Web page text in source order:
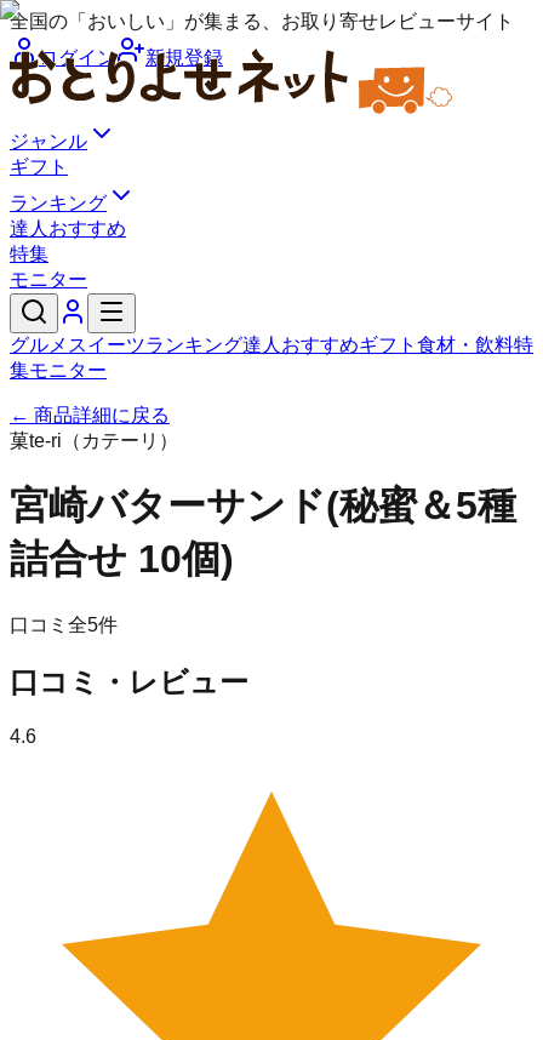
全国の「おいしい」が集まる、お取り寄せレビューサイト
ログイン
新規登録
ジャンル
ギフト
ランキング
達人おすすめ
特集
モニター
グルメ スイーツランキング達人おすすめギフト 食材・飲料特
集モニター
← 商品詳細に戻る
菓te-ri（カテーリ）
宮崎バターサンド(秘蜜＆5種
詰合せ 10個)
口コミ全5件
口コミ・レビュー
4.6